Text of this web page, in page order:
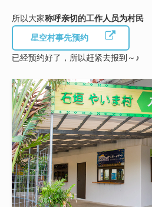
所以大家称呼亲切的工作人员为村民
星空村事先预约
已经预约好了，所以赶紧去报到～♪